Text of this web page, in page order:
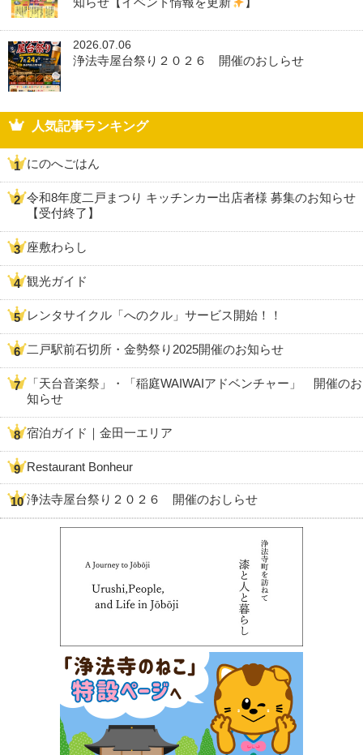
2026.07.06
浄法寺屋台祭り２０２６ 開催のおしらせ
人気記事ランキング
にのへごはん
令和8年度二戸まつり キッチンカー出店者様 募集のお知らせ
【受付終了】
座敷わらし
観光ガイド
レンタサイクル「へのクル」サービス開始！！
二戸駅前石切所・金勢祭り2025開催のお知らせ
「天台音楽祭」・「稲庭WAIWAIアドベンチャー」 開催のお
知らせ
宿泊ガイド｜金田一エリア
Restaurant Bonheur
浄法寺屋台祭り２０２６ 開催のおしらせ